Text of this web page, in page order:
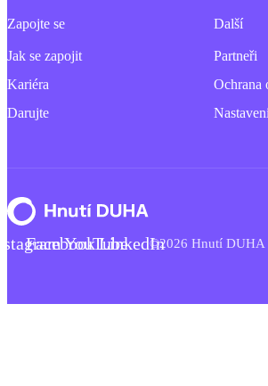
Zapojte se
Jak se zapojit
Kariéra
Darujte
Další
Partneři
Ochrana
FacebookYouTubeLinkedIn©2026 Hnutí DUHA